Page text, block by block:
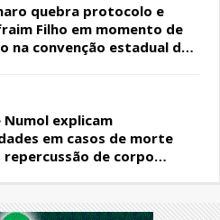
quebra protocolo e
Filho em momento de
na convenção estadual do
Numol explicam
em casos de morte
de corpo